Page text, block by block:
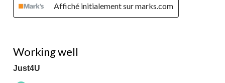
Affiché initialement sur marks.com
Working well
Just4U